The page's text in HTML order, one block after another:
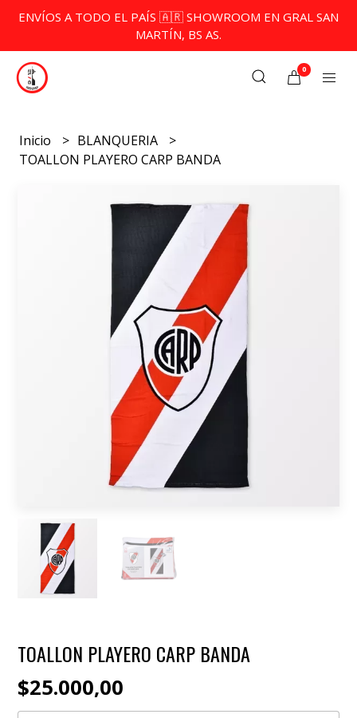
ENVÍOS A TODO EL PAÍS 🇦🇷 SHOWROOM EN GRAL SAN
MARTÍN, BS AS.
0
Inicio
BLANQUERIA
TOALLON PLAYERO CARP BANDA
TOALLON PLAYERO CARP BANDA
$25.000,00